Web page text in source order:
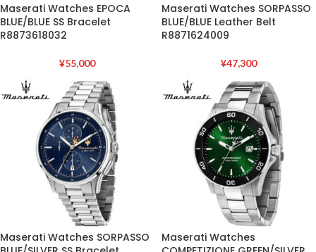
Maserati Watches EPOCA
BLUE/BLUE SS Bracelet
R8873618032
¥55,000
Maserati Watches SORPASSO
BLUE/BLUE Leather Belt
R8871624009
¥47,300
Maserati Watches SORPASSO
Maserati Watches